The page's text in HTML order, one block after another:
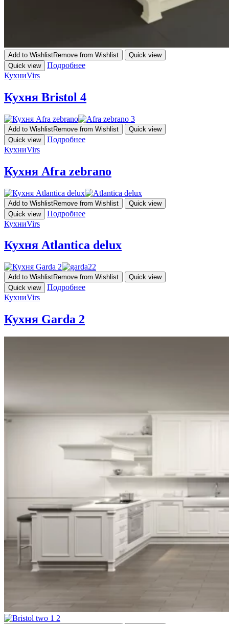
Add to WishlistRemove from Wishlist
Quick view
Quick view
Подробнее
КухниVirs
Кухня Bristol 4
Add to WishlistRemove from Wishlist
Quick view
Quick view
Подробнее
КухниVirs
Кухня Afra zebrano
Add to WishlistRemove from Wishlist
Quick view
Quick view
Подробнее
КухниVirs
Кухня Atlantica delux
Add to WishlistRemove from Wishlist
Quick view
Quick view
Подробнее
КухниVirs
Кухня Garda 2